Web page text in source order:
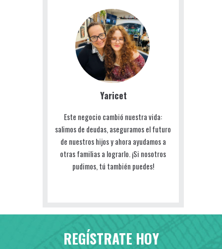
Este negocio cambió nuestra vida:
salimos de deudas, aseguramos el futuro
de nuestros hijos y ahora ayudamos a
otras familias a lograrlo. ¡Si nosotros
pudimos, tú también puedes!
Yaricet
REGÍSTRATE HOY